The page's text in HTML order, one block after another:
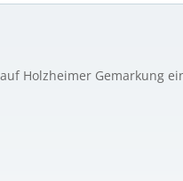
Holzheimer Gemarkung